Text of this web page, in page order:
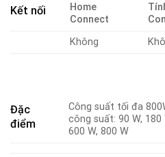
Kết nối
Home
Connect
Không
Đặc
điểm
Công suất tối đa
công suất: 90 W, 180
600 W, 800 W